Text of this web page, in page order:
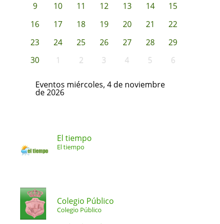
9
10 11 12 13 14
15
16
17 18 19 20 21
22
23
24 25 26 27 28
29
30
1 2 3 4 5 6
Eventos miércoles, 4 de noviembre
de 2026
El tiempo
El tiempo
Colegio Público
Colegio Público